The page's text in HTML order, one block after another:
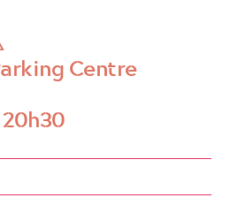
Centre